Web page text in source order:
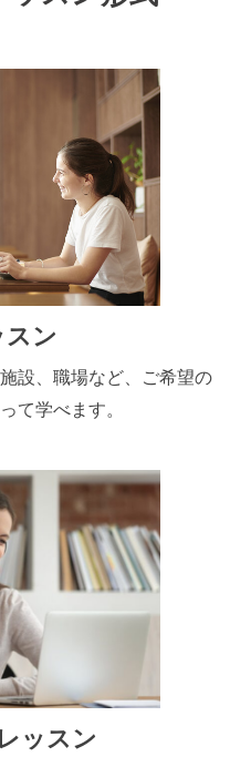
ン
設、職場など、ご希望の
て学べます。
ッスン